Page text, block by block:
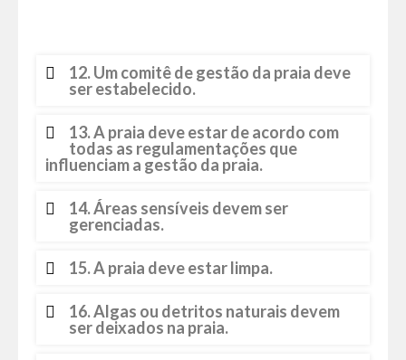
12. Um comitê de gestão da praia deve
ser estabelecido.
13. A praia deve estar de acordo com
todas as regulamentações que
influenciam a gestão da praia.
14. Áreas sensíveis devem ser
gerenciadas.
15. A praia deve estar limpa.
16. Algas ou detritos naturais devem
ser deixados na praia.